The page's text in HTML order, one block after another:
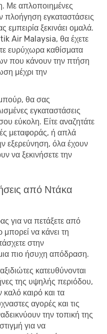
Με απλοποιημένες
πλοήγηση εγκαταστάσεις
εμπειρία ξεκινάει ομαλά.
Air Malaysia, θα έχετε
ευρύχωρα καθίσματα
που κάνουν την πτήση
μέχρι την
θα σας
εγκαταστάσεις
εύκολη. Είτε αναζητάτε
μεταφοράς, ή απλά
εξερεύνηση, όλα έχουν
να ξεκινήσετε την
από Ντάκα
για να πετάξετε από
να κάνει τη
στην
πιο ήσυχη απόδραση.
κατευθύνονται
της υψηλής περιόδου,
καιρό και τα
αγορές και τις
την τοπική της
για να